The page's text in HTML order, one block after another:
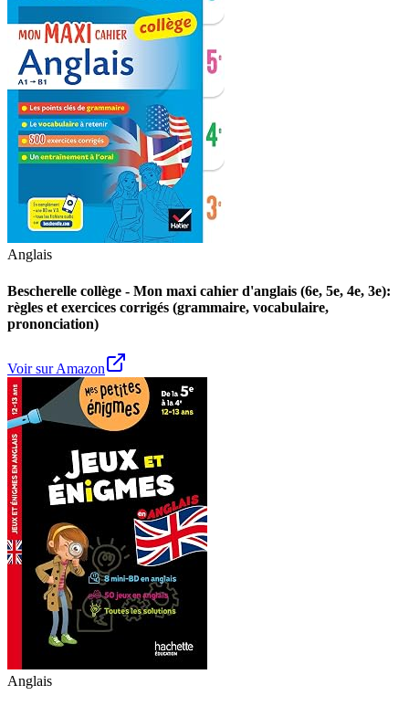
Anglais
Bescherelle collège - Mon maxi cahier d'anglais (6e, 5e, 4e, 3e):
règles et exercices corrigés (grammaire, vocabulaire,
prononciation)
Voir sur Amazon
Anglais